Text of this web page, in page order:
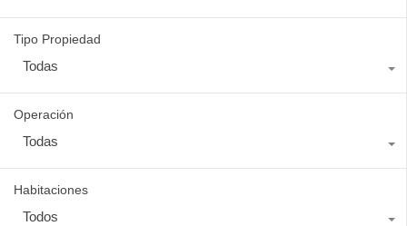
Tipo Propiedad
Todas
Operación
Todas
Habitaciones
Todos